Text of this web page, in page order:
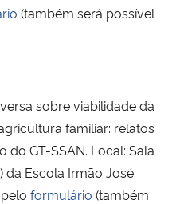
(também será possível
sobre viabilidade da
familiar: relatos
do GT-SSAN. Local: Sala
da Escola Irmão José
formulário (também